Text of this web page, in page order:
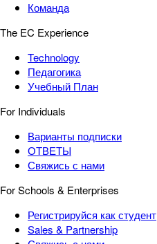
Команда
The EC Experience
Technology
Педагогика
Учебный План
For Individuals
Варианты подписки
ОТВЕТЫ
Свяжись с нами
For Schools & Enterprises
Регистрируйся как студент
Sales & Partnership